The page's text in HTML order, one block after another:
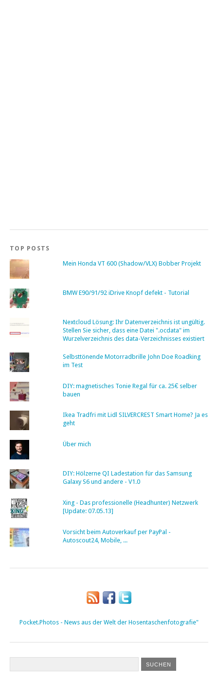
TOP POSTS
Mein Honda VT 600 (Shadow/VLX) Bobber Projekt
BMW E90/91/92 iDrive Knopf defekt - Tutorial
Nextcloud Lösung: Ihr Datenverzeichnis ist ungültig.
Stellen Sie sicher, dass eine Datei ".ocdata" im
Wurzelverzeichnis des data-Verzeichnisses existiert
Selbsttönende Motorradbrille John Doe Roadking
im Test
DIY: magnetisches Tonie Regal für ca. 25€ selber
bauen
Ikea Tradfri mit Lidl SILVERCREST Smart Home? Ja es
geht
Über mich
DIY: Hölzerne QI Ladestation für das Samsung
Galaxy S6 und andere - V1.0
Xing - Das professionelle (Headhunter) Netzwerk
[Update: 07.05.13]
Vorsicht beim Autoverkauf per PayPal -
Autoscout24, Mobile, ...
Pocket.Photos - News aus der Welt der Hosentaschenfotografie"